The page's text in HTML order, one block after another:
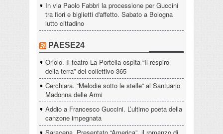
In via Paolo Fabbri la processione per Guccini
tra fiori e biglietti d'affetto. Sabato a Bologna
lutto cittadino
PAESE24
Oriolo. Il teatro La Portella ospita “Il respiro
della terra” del collettivo 365
Cerchiara. “Melodie sotto le stelle” al Santuario
Madonna delle Armi
Addio a Francesco Guccini. L’ultimo poeta della
canzone impegnata